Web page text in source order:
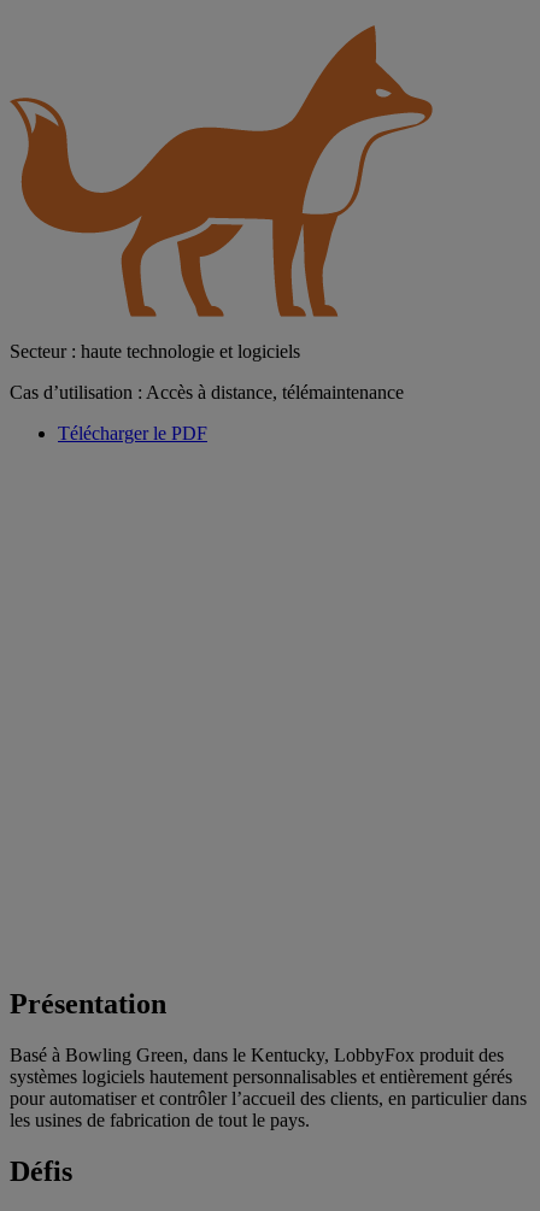
Secteur : haute technologie et logiciels
Cas d’utilisation : Accès à distance, télémaintenance
Télécharger le PDF
Présentation
Basé à Bowling Green, dans le Kentucky, LobbyFox produit des
systèmes logiciels hautement personnalisables et entièrement gérés
pour automatiser et contrôler l’accueil des clients, en particulier dans
les usines de fabrication de tout le pays.
Défis